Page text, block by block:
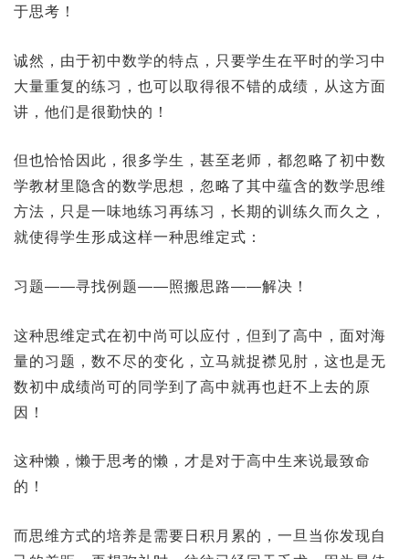
于思考！
诚然，由于初中数学的特点，只要学生在平时的学习中
大量重复的练习，也可以取得很不错的成绩，从这方面
讲，他们是很勤快的！
但也恰恰因此，很多学生，甚至老师，都忽略了初中数
学教材里隐含的数学思想，忽略了其中蕴含的数学思维
方法，只是一味地练习再练习，长期的训练久而久之，
就使得学生形成这样一种思维定式：
习题——寻找例题——照搬思路——解决！
这种思维定式在初中尚可以应付，但到了高中，面对海
量的习题，数不尽的变化，立马就捉襟见肘，这也是无
数初中成绩尚可的同学到了高中就再也赶不上去的原
因！
这种懒，懒于思考的懒，才是对于高中生来说最致命
的！
而思维方式的培养是需要日积月累的，一旦当你发现自